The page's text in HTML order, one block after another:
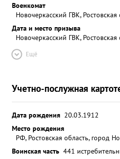
Военкомат
Новочеркасский ГВК, Ростовская
Дата и место призыва
Новочеркасский ГВК, Ростовская
Ещё
Учетно-послужная
Дата рождения 20.03.1912
Место рождения
РФ, Ростовская область, город
Воинская часть 441